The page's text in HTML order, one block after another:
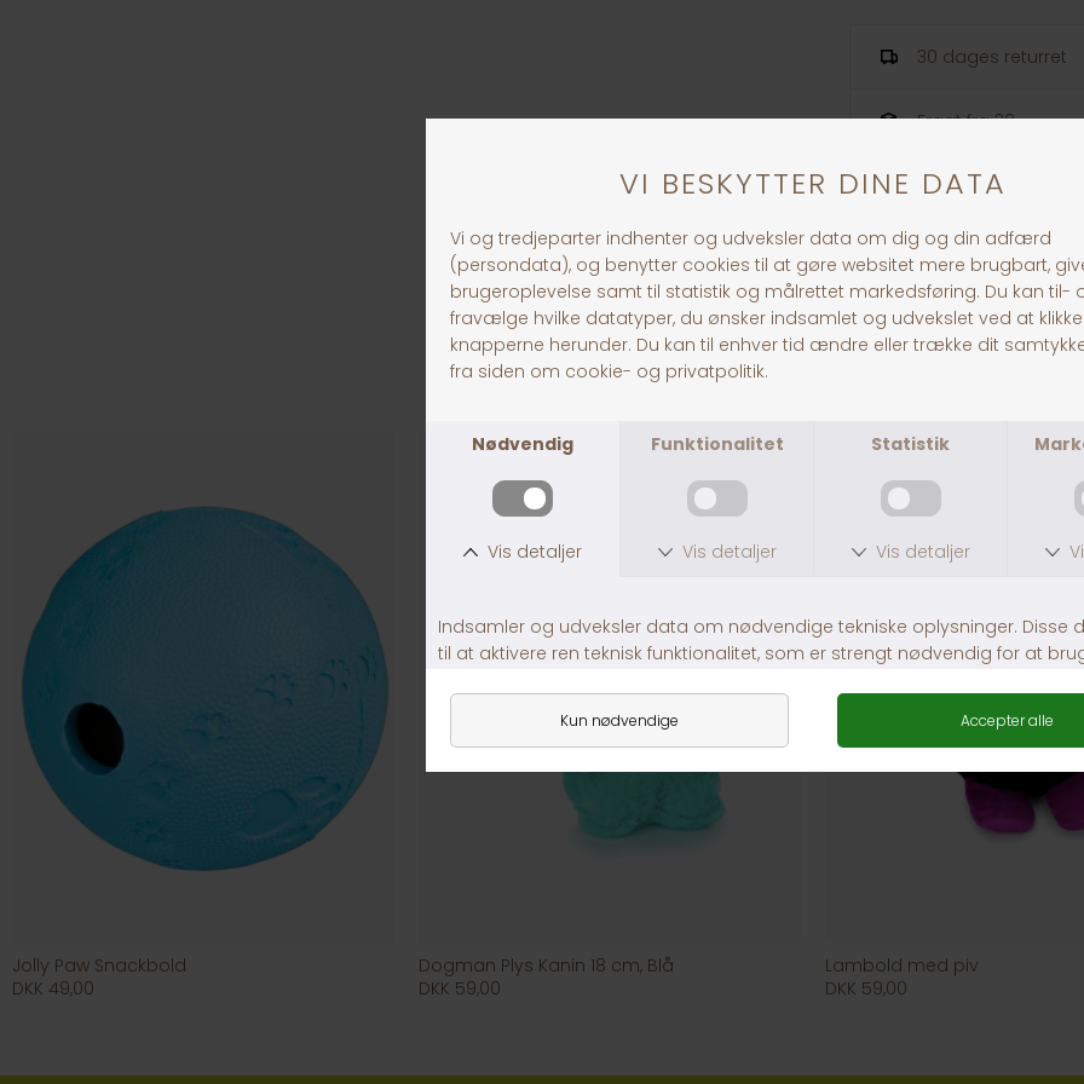
30 dages returret
Fragt fra 39,-
1-3 dages levering
ANDRE KØBTE OGSÅ
Jolly Paw Snackbold
DKK 49,00
Dogman Plys Kanin 18 cm, Blå
DKK 59,00
Lambold med piv
DKK 59,00